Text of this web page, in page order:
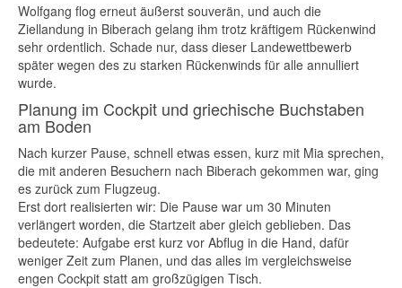
Wolfgang flog erneut äußerst souverän, und auch die
Ziellandung in Biberach gelang ihm trotz kräftigem Rückenwind
sehr ordentlich. Schade nur, dass dieser Landewettbewerb
später wegen des zu starken Rückenwinds für alle annulliert
wurde.
Planung im Cockpit und griechische Buchstaben
am Boden
Nach kurzer Pause, schnell etwas essen, kurz mit Mia sprechen,
die mit anderen Besuchern nach Biberach gekommen war, ging
es zurück zum Flugzeug.
Erst dort realisierten wir: Die Pause war um 30 Minuten
verlängert worden, die Startzeit aber gleich geblieben. Das
bedeutete: Aufgabe erst kurz vor Abflug in die Hand, dafür
weniger Zeit zum Planen, und das alles im vergleichsweise
engen Cockpit statt am großzügigen Tisch.